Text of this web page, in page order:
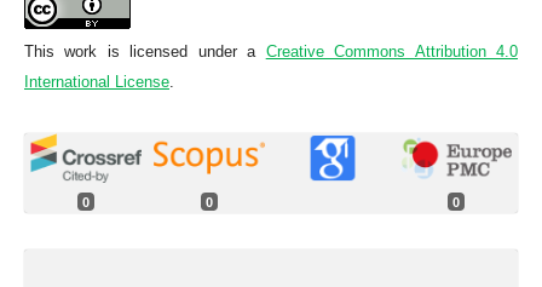
This work is licensed under a Creative Commons Attribution 4.0
International License.
0 0 0